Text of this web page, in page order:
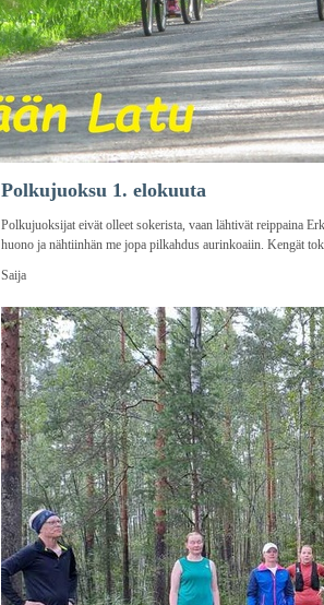
Polkujuoksu 1. elokuuta
Polkujuoksijat eivät olleet sokerista, vaan lähtivät reippaina
huono ja nähtiinhän me jopa pilkahdus aurinkoaiin. Kengät
Saija